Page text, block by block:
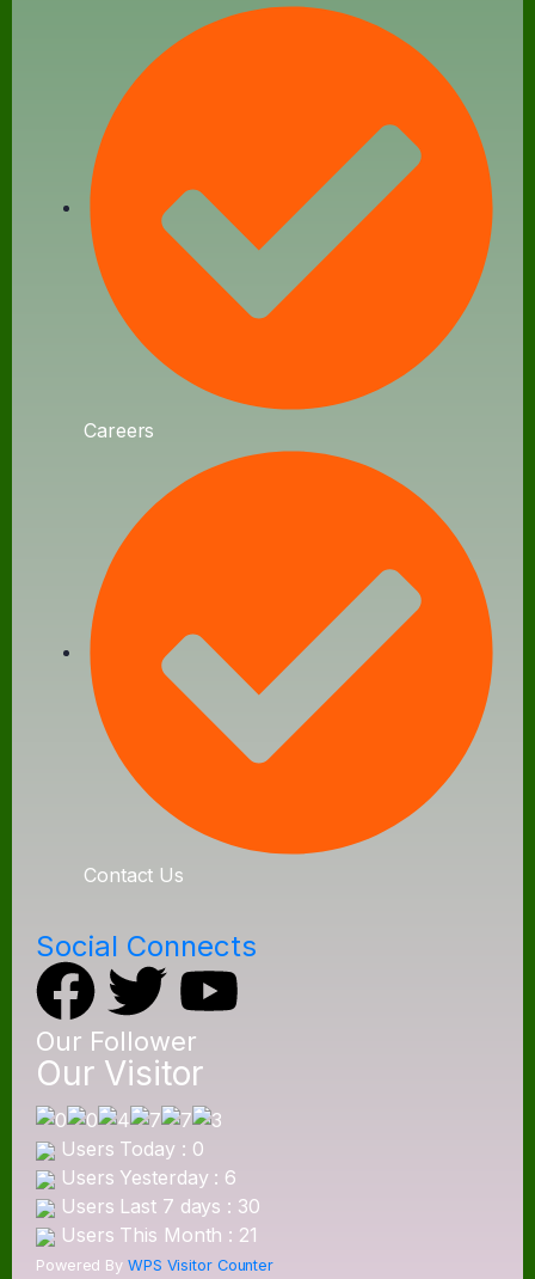
Careers
Contact Us
Social Connects
Our Follower
Our Visitor
Users Today : 0
Users Yesterday : 6
Users Last 7 days : 30
Users This Month : 21
Powered By WPS Visitor Counter